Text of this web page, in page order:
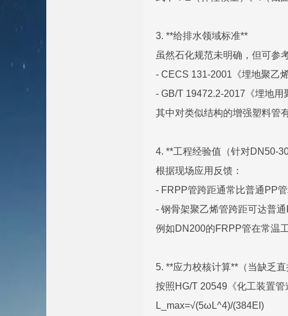
3. **给排水领域标准**
虽然石化规范未明确，但可参
- CECS 131-2001《埋地聚乙
- GB/T 19472.2-2017《埋地用
其中对类似结构的增强塑料管
4. **工程经验值（针对DN50-
根据现场应用反馈：
- FRPP管跨距通常比普通PP
- 钢骨架聚乙烯管跨距可达普
例如DN200的FRPP管在常温
5. **应力校核计算**（当缺乏直
按照HG/T 20549《化工装置
L_max=√(5ωL^4)/(384EI)